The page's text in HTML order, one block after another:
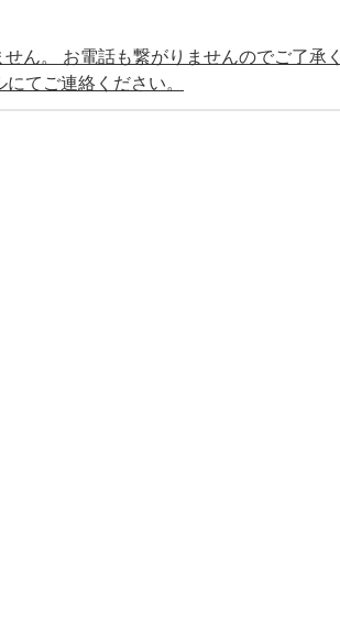
ん。 お電話も繋がりませんのでご了承く
てご連絡ください。